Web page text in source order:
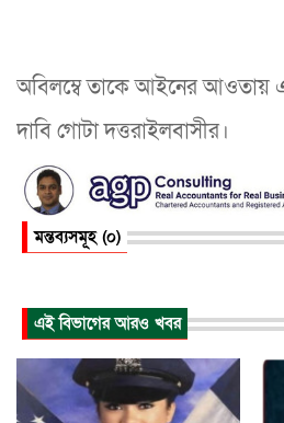
অবিলম্বে তাকে আইনের আওতায়
দাবি গোটা দত্তরাইলবাসীর।
মন্তব্যসমূহ (০)
এই বিভাগের আরও খবর